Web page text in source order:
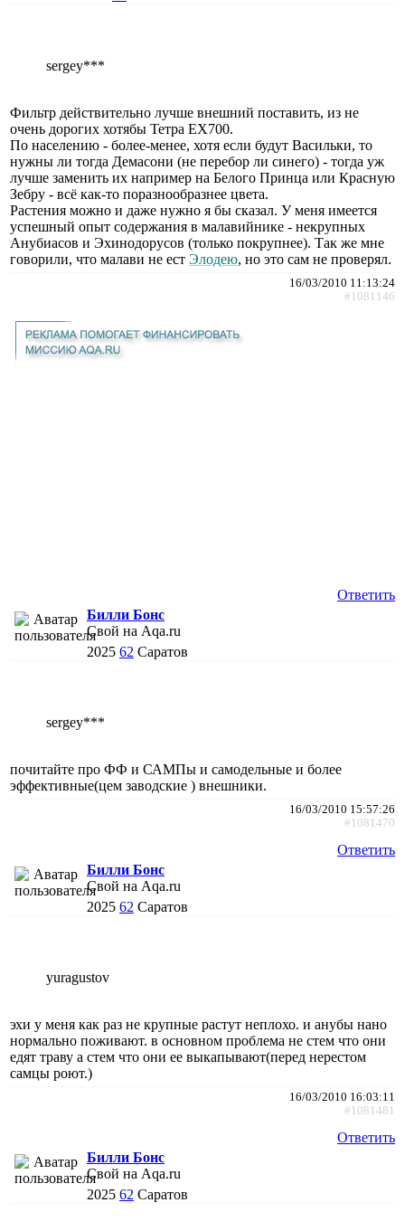
sergey***
Фильтр действительно лучше внешний поставить, из не
очень дорогих хотябы Тетра ЕХ700.
По населению - более-менее, хотя если будут Васильки, то
нужны ли тогда Демасони (не перебор ли синего) - тогда уж
лучше заменить их например на Белого Принца или Красную
Зебру - всё как-то поразнообразнее цвета.
Растения можно и даже нужно я бы сказал. У меня имеется
успешный опыт содержания в малавийнике - некрупных
Анубиасов и Эхинодорусов (только покрупнее). Так же мне
говорили, что малави не ест Элодею, но это сам не проверял.
16/03/2010 11:13:24
#1081146
Ответить
Билли Бонс
Свой на Aqa.ru
2025 62 Саратов
sergey***
почитайте про ФФ и САМПы и самодельные и более
эффективные(цем заводские ) внешники.
16/03/2010 15:57:26
#1081470
Ответить
Билли Бонс
Свой на Aqa.ru
2025 62 Саратов
yuragustov
эхи у меня как раз не крупные растут неплохо. и анубы нано
нормально поживают. в основном проблема не стем что они
едят траву а стем что они ее выкапывают(перед нерестом
самцы роют.)
16/03/2010 16:03:11
#1081481
Ответить
Билли Бонс
Свой на Aqa.ru
2025 62 Саратов